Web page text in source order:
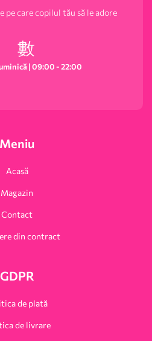
Bucatarie
Troller de
3 in 1
pe care copilul tău să le adore
| 09:00 - 22:00
Meniu
Acasă
Magazin
Contact
din contract
GDPR
de plată
de livrare